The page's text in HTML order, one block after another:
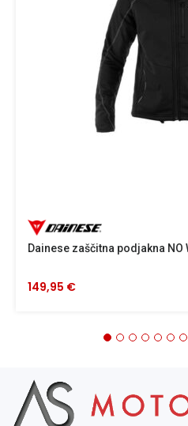
Dainese zaščitna podjakna NO
149,95 €